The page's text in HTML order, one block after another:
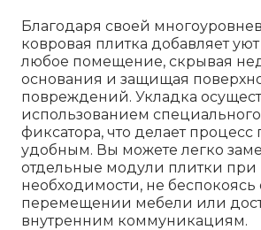
Благодаря своей
ковровая плитка добавляет
любое помещение, скрывая
основания и защищая
повреждений. Укладка
использованием
фиксатора, что делает процесс
удобным. Вы можете легко
отдельные модули плитки при
необходимости, не беспокоясь
перемещении мебели или
внутренним коммуникациям.